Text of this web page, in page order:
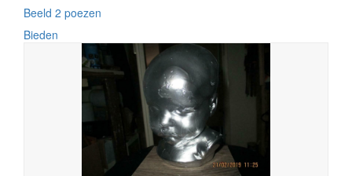
Beeld 2 poezen
Bieden